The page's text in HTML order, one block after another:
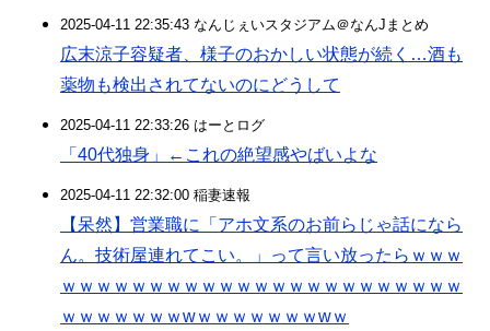
2025-04-11 22:35:43 なんじぇいスタジアム＠なんJまとめ
広末涼子容疑者、様子のおかしい状態が続く…酒も
薬物も検出されてないのにどうして
2025-04-11 22:33:26 はーとログ
「40代独身」←これの絶望感やばいよな
2025-04-11 22:32:00 稲妻速報
【呆然】営業職に「アホ文系のお前らじゃ話になら
ん。技術屋連れてこい。」って言い放ったらｗｗｗ
ｗｗｗｗｗｗｗｗｗｗｗｗｗｗｗｗｗｗｗｗｗｗｗ
ｗｗｗｗｗｗｗwｗｗｗｗｗｗｗwｗ